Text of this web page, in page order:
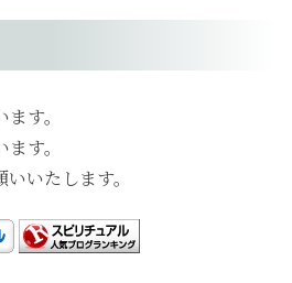
す。
す。
いたします。